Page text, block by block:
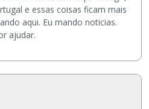
e essas coisas ficam mais
aqui. Eu mando noticias.
ajudar.